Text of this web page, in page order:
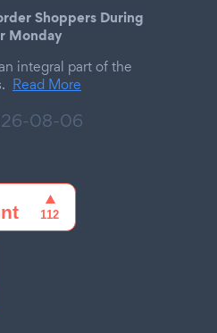
Shoppers During
Monday
integral part of the
Read More
08-06